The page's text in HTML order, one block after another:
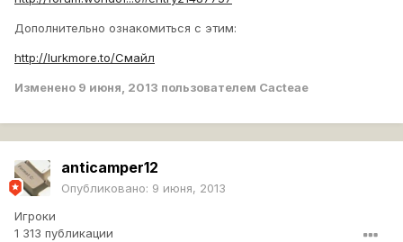
возможно... на М5 реально нет столько брони вкруг,как
пинг.. обьясните как?)))))))
Дополнительно ознакомиться с этим:
http://lurkmore.to/Смайл
Изменено 9 июня, 2013 пользователем Cacteae
anticamper12
Опубликовано: 9 июня, 2013
Игроки
1 313 публикации